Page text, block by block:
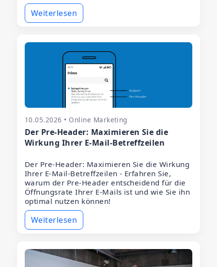
Weiterlesen
10.05.2026 • Online Marketing
Der Pre-Header: Maximieren Sie die
Wirkung Ihrer E-Mail-Betreffzeilen
Der Pre-Header: Maximieren Sie die Wirkung
Ihrer E-Mail-Betreffzeilen - Erfahren Sie,
warum der Pre-Header entscheidend für die
Öffnungsrate Ihrer E-Mails ist und wie Sie ihn
optimal nutzen können!
Weiterlesen